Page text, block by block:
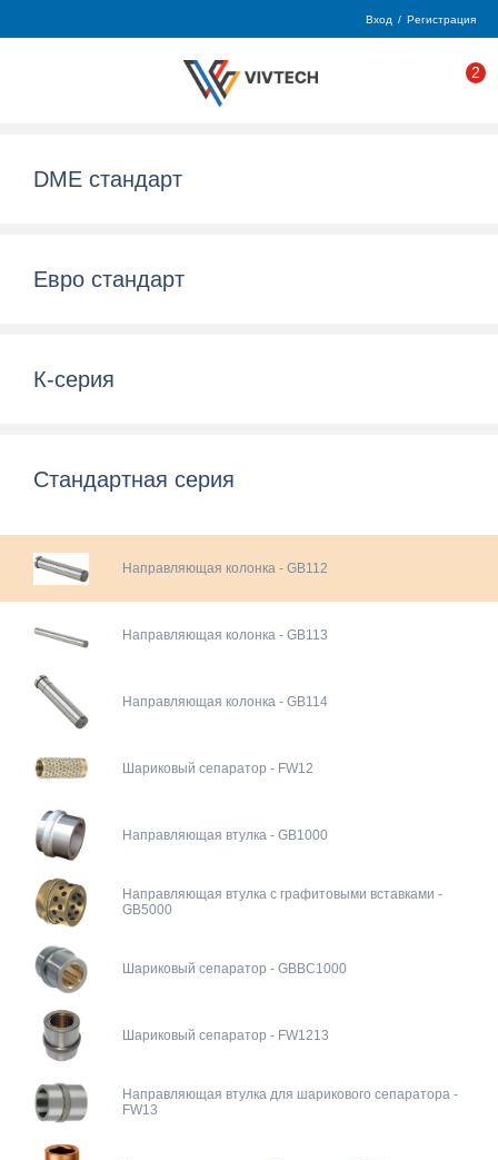
Вход / Регистрация
2
DME стандарт
Евро стандарт
К-серия
Стандартная серия
Направляющая колонка - GB112
Направляющая колонка - GB113
Направляющая колонка - GB114
Шариковый сепаратор - FW12
Направляющая втулка - GB1000
Направляющая втулка с графитовыми вставками -
GB5000
Шариковый сепаратор - GBBC1000
Шариковый сепаратор - FW1213
Направляющая втулка для шарикового сепаратора -
FW13